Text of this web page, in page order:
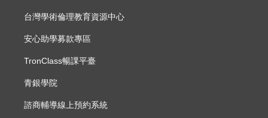
台灣學術倫理教育資源中心
安心助學募款專區
TronClass暢課平臺
青銀學院
諮商輔導線上預約系統